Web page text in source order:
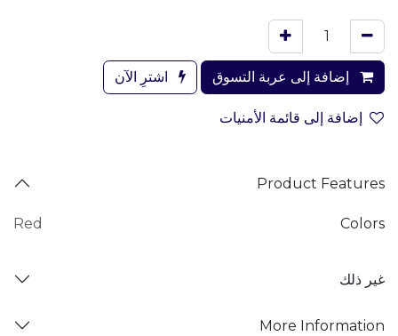
إضافة إلى عربة التسوق اشترِ الآن
إضافة إلى قائمة الأمنيات
Product Features
Colors
Red
غير ذلك
More Information